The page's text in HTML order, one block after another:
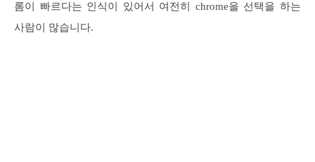
롬이 빠르다는 인식이 있어서 여전히 chrome을 선택을 하는
사람이 많습니다.